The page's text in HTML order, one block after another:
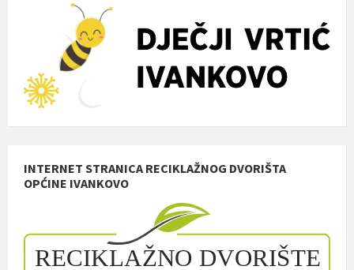
INTERNET STRANICA RECIKLAŽNOG DVORIŠTA
OPĆINE IVANKOVO